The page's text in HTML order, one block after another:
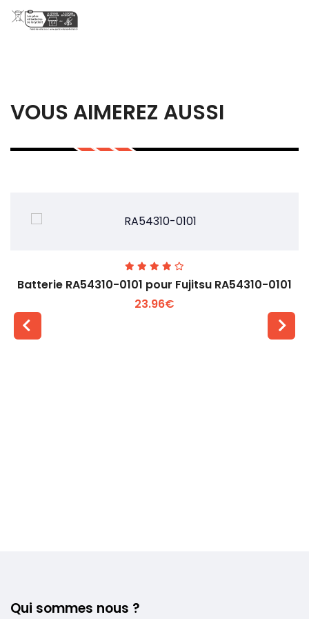
VOUS AIMEREZ AUSSI
Batterie RA54310-0101 pour Fujitsu RA54310-0101
23.96€
Qui sommes nous ?